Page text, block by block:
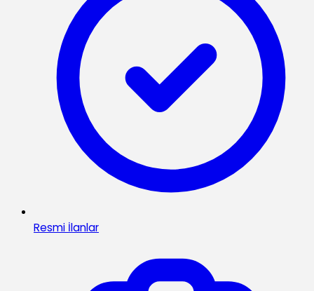
Resmi İlanlar